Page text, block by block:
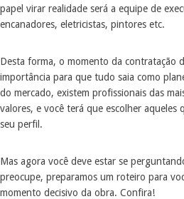
papel virar realidade será a equipe de
encanadores, eletricistas, pintores etc.
Desta forma, o momento da contratação
importância para que tudo saia como
do mercado, existem profissionais das
valores, e você terá que escolher aqueles
seu perfil.
Mas agora você deve estar se
preocupe, preparamos um roteiro para
momento decisivo da obra. Confira!